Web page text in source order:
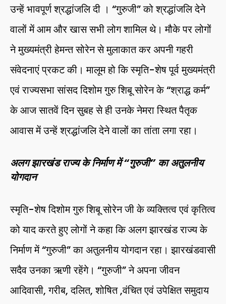
उन्हें भावपूर्ण श्रद्धांजलि दी । “गुरुजी” को श्रद्धांजलि देने
वालों में आम और खास सभी लोग शामिल थे। मौके पर लोगों
ने मुख्यमंत्री हेमन्त सोरेन से मुलाकात कर अपनी गहरी
संवेदनाएं प्रकट की। मालूम हो कि स्मृति-शेष पूर्व मुख्यमंत्री
एवं राज्यसभा सांसद दिशोम गुरु शिबू सोरेन के “श्राद्ध कर्म”
के आज सातवें दिन सुबह से ही उनके नेमरा स्थित पैतृक
आवास में उन्हें श्रद्धांजलि देने वालों का तांता लगा रहा।
अलग झारखंड राज्य के निर्माण में “गुरुजी” का अतुलनीय
योगदान
स्मृति-शेष दिशोम गुरु शिबू सोरेन जी के व्यक्तित्व एवं कृतित्व
को याद करते हुए लोगों ने कहा कि अलग झारखंड राज्य के
निर्माण में “गुरुजी” का अतुलनीय योगदान रहा। झारखंडवासी
सदैव उनका ऋणी रहेंगे। “गुरुजी” ने अपना जीवन
आदिवासी, गरीब, दलित, शोषित ,वंचित एवं उपेक्षित समुदाय